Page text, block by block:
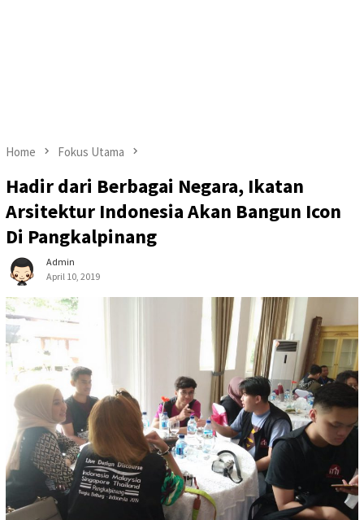
Home Fokus Utama
Hadir dari Berbagai Negara, Ikatan
Arsitektur Indonesia Akan Bangun Icon
Di Pangkalpinang
Admin
April 10, 2019